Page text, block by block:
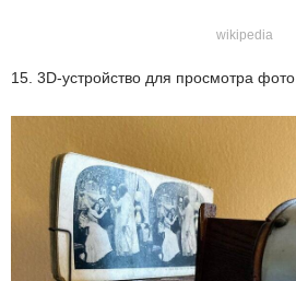
wikipedia
15. 3D-устройство для просмотра фото